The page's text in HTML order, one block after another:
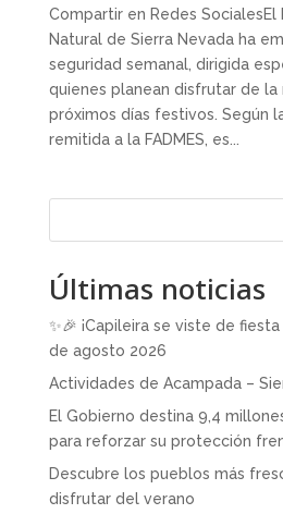
Compartir en Redes SocialesEl
Natural de Sierra Nevada ha
seguridad semanal, dirigida
quienes planean disfrutar de
próximos días festivos. Según
remitida a la FADMES, es...
Últimas noticias
✨🎉 ¡Capileira se viste de
de agosto 2026
Actividades de Acampada –
El Gobierno destina 9,4
para reforzar su protección
Descubre los pueblos más
disfrutar del verano